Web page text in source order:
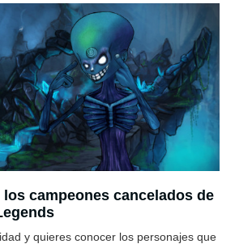
campeones cancelados de
y quieres conocer los personajes que